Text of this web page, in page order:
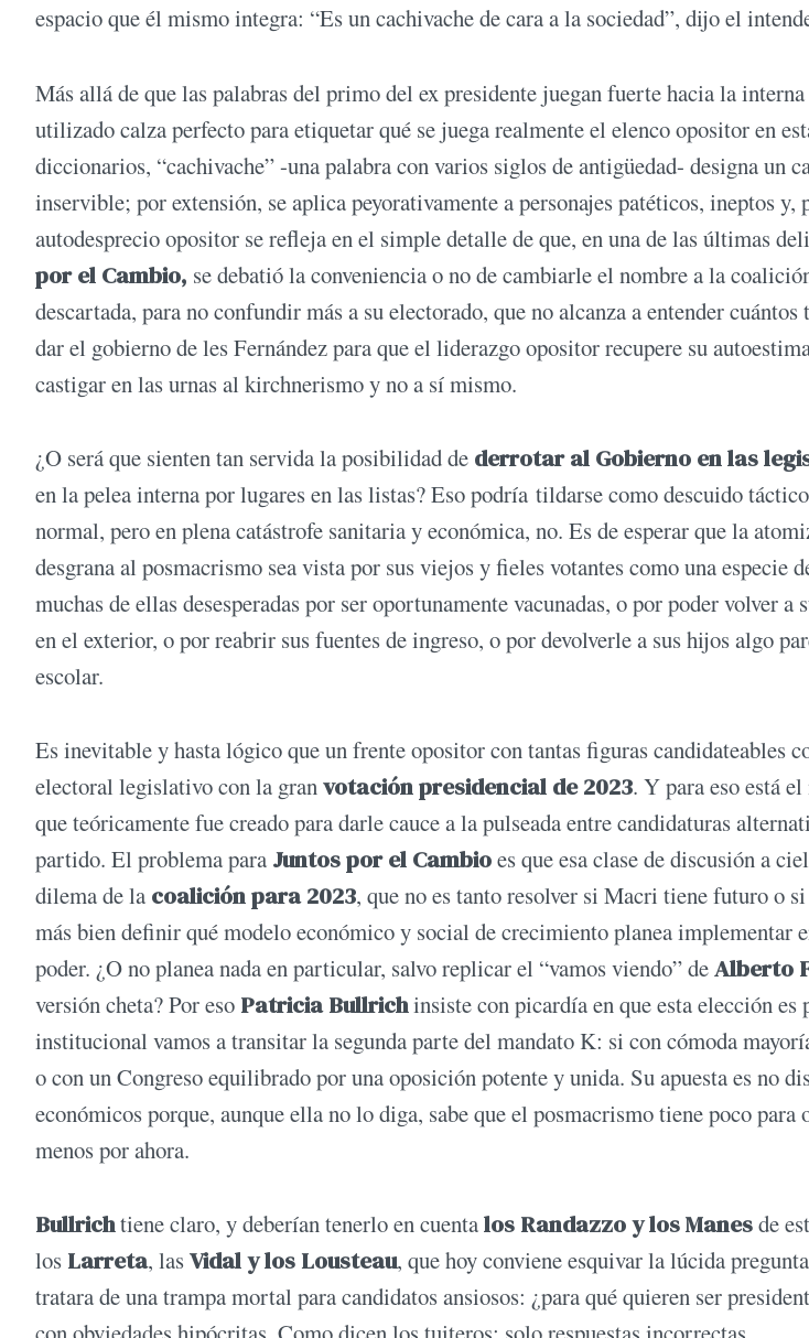
espacio que él mismo integra: “Es un cachivache de cara a la sociedad”, dijo el
Más allá de que las palabras del primo del ex presidente juegan fuerte hacia la
utilizado calza perfecto para etiquetar qué se juega realmente el elenco opositor en
diccionarios, “cachivache” -una palabra con varios siglos de antigüedad- designa un
inservible; por extensión, se aplica peyorativamente a personajes patéticos, ineptos
autodesprecio opositor se refleja en el simple detalle de que, en una de las últimas
por el Cambio, se debatió la conveniencia o no de cambiarle el nombre a la
descartada, para no confundir más a su electorado, que no alcanza a entender
dar el gobierno de les Fernández para que el liderazgo opositor recupere su
castigar en las urnas al kirchnerismo y no a sí mismo.
¿O será que sienten tan servida la posibilidad de derrotar al Gobierno en las
en la pelea interna por lugares en las listas? Eso podría tildarse como descuido
normal, pero en plena catástrofe sanitaria y económica, no. Es de esperar que la
desgrana al posmacrismo sea vista por sus viejos y fieles votantes como una especie
muchas de ellas desesperadas por ser oportunamente vacunadas, o por poder volver a
en el exterior, o por reabrir sus fuentes de ingreso, o por devolverle a sus hijos algo
escolar.
Es inevitable y hasta lógico que un frente opositor con tantas figuras candidateables
electoral legislativo con la granvotación presidencial de 2023. Y para eso está
que teóricamente fue creado para darle cauce a la pulseada entre candidaturas
partido. El problema para Juntos por el Cambioes que esa clase de discusión a
dilema de la coalición para 2023, que no es tanto resolver si Macri tiene futuro o
más bien definir qué modelo económico y social de crecimiento planea implementar
poder. ¿O no planea nada en particular, salvo replicar el “vamos viendo” deAlberto
versión cheta? Por eso Patricia Bullrichinsiste con picardía en que esta elección es
institucional vamos a transitar la segunda parte del mandato K: si con cómoda
o con un Congreso equilibrado por una oposición potente y unida. Su apuesta es no
económicos porque, aunque ella no lo diga, sabe que el posmacrismo tiene poco para
menos por ahora.
Bullrichtiene claro, y deberían tenerlo en cuentalos Randazzo y los Manesde
los Larreta, lasVidal y los Lousteau, que hoy conviene esquivar la lúcida
tratara de una trampa mortal para candidatos ansiosos: ¿para qué quieren ser